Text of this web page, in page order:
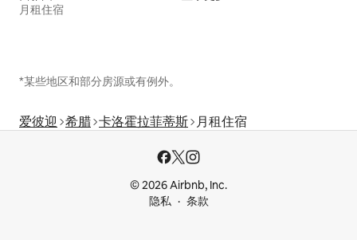
月租住宿
*某些地区和部分房源或有例外。
爱彼迎 希腊 卡洛霍拉菲蒂斯 月租住宿
© 2026 Airbnb, Inc.
隐私
条款